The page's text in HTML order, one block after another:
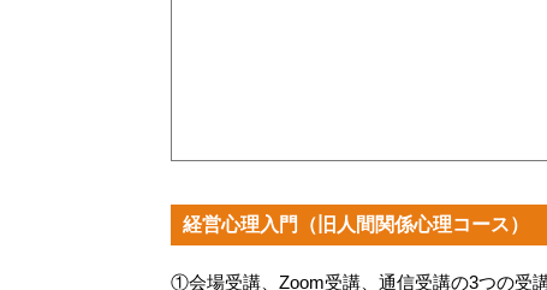
経営心理入門（旧人間関係心理コース）
①会場受講、Zoom受講、通信受講の3つの受